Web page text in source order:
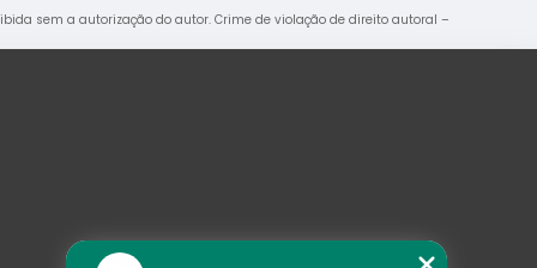
sem a autorização do autor. Crime de violação de direito autoral –